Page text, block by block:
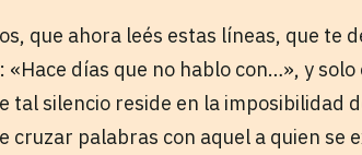
que ahora leés estas líneas, que te
días que no hablo con…», y
tal silencio reside en la imposibilidad
cruzar palabras con aquel a quien se